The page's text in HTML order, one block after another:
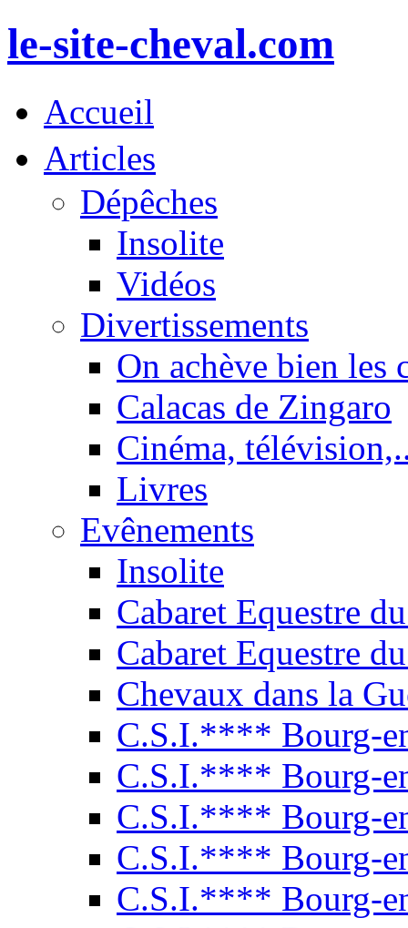
le-site-cheval.com
Accueil
Articles
Dépêches
Insolite
Vidéos
Divertissements
On achève bien les
Calacas de Zingaro
Cinéma,
Livres
Evênements
Insolite
Cabaret Equestre
Cabaret Equestre
Chevaux dans la
C.S.I.**** Bourg-
C.S.I.**** Bourg-
C.S.I.**** Bourg-
C.S.I.**** Bourg-
C.S.I.**** Bourg-